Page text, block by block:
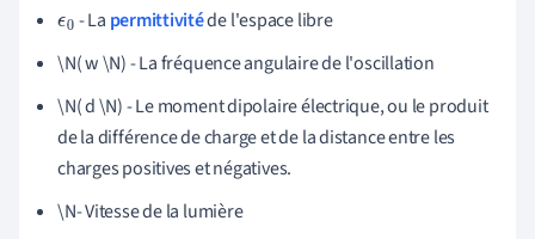
ϵ0- La permittivitéde l'espace libre
\N( w \N) - La fréquence angulaire de l'oscillation
\N( d \N) - Le moment dipolaire électrique, ou le produit
de la différence de charge et de la distance entre les
charges positives et négatives.
\N- Vitesse de la lumière